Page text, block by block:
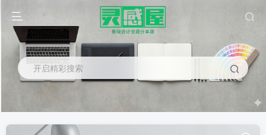
开启精彩搜索